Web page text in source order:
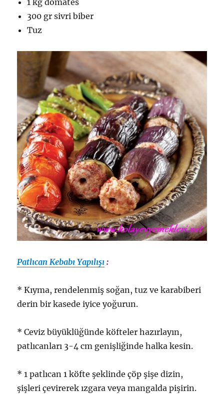
1 kg domates
300 gr sivri biber
Tuz
Patlıcan Kebabı Yapılışı :
* Kıyma, rendelenmiş soğan, tuz ve karabiberi
derin bir kasede iyice yoğurun.
* Ceviz büyüklüğünde köfteler hazırlayın,
patlıcanları 3-4 cm genişliğinde halka kesin.
* 1 patlıcan 1 köfte şeklinde çöp şişe dizin,
şişleri çevirerek ızgara veya mangalda pişirin.